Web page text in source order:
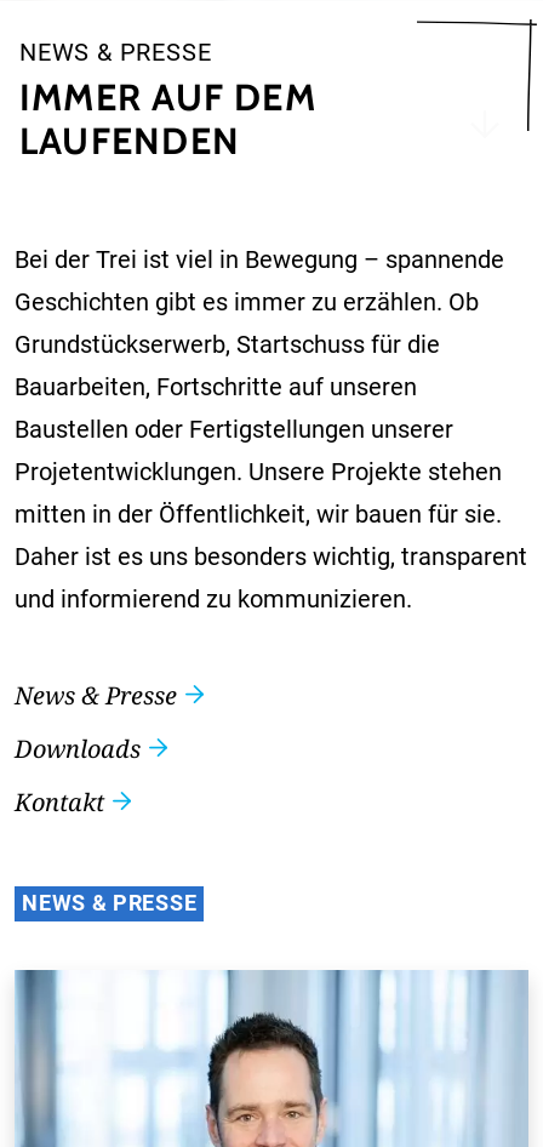
NEWS & PRESSE
IMMER AUF DEM
LAUFENDEN
News & Presse
Downloads
Kontakt
Bei der Trei ist viel in Bewegung – spannende
Geschichten gibt es immer zu erzählen. Ob
Grundstückserwerb, Startschuss für die
Bauarbeiten, Fortschritte auf unseren
Baustellen oder Fertigstellungen unserer
Projetentwicklungen. Unsere Projekte stehen
mitten in der Öffentlichkeit, wir bauen für sie.
Daher ist es uns besonders wichtig, transparent
und informierend zu kommunizieren.
NEWS & PRESSE